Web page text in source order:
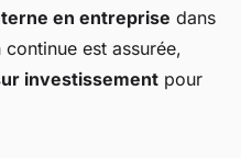
en entreprise dans
est assurée,
investissement pour